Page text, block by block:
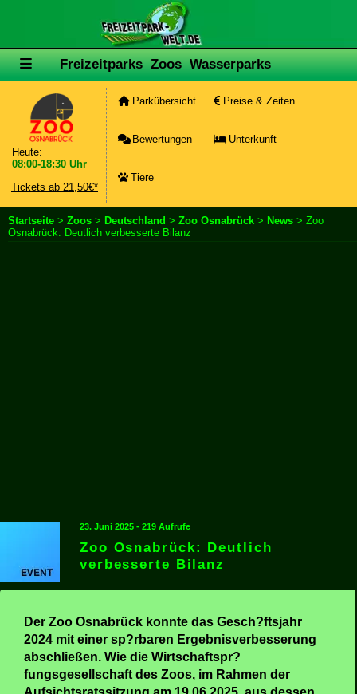
Freizeitparks Zoos Wasserparks
Heute:
08:00-18:30 Uhr
Tickets ab 21,50€*
Parkübersicht Preise & Zeiten
Bewertungen Unterkunft
Tiere
Startseite > Zoos > Deutschland > Zoo Osnabrück > News > Zoo
Osnabrück: Deutlich verbesserte Bilanz
23. Juni 2025 - 219 Aufrufe
Zoo Osnabrück: Deutlich
verbesserte Bilanz
Der Zoo Osnabrück konnte das Gesch?ftsjahr
2024 mit einer sp?rbaren Ergebnisverbesserung
abschließen. Wie die Wirtschaftspr?
fungsgesellschaft des Zoos, im Rahmen der